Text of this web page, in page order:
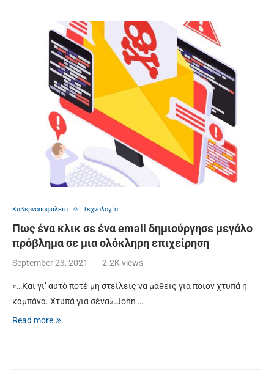
Κυβερνοασφάλεια Τεχνολογία
Πως ένα κλικ σε ένα email δημιούργησε μεγάλο
πρόβλημα σε μια ολόκληρη επιχείρηση
September 23, 2021 2.2K views
«…Και γι’ αυτό ποτέ μη στείλεις να μάθεις για ποιον χτυπά η
καμπάνα. Χτυπά για σένα».John …
Read more